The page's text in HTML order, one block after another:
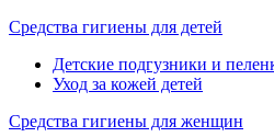
Средства гигиены для детей
Детские подгузники и
Уход за кожей детей
Средства гигиены для женщин